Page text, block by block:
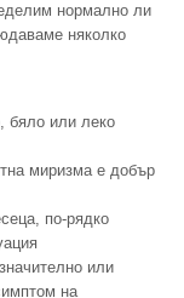
нормално ли
няколко
бяло или леко
миризма е добър
по-рядко
или
на